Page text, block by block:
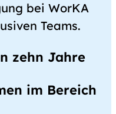
bei WorKA
Teams.
zehn Jahre
im Bereich